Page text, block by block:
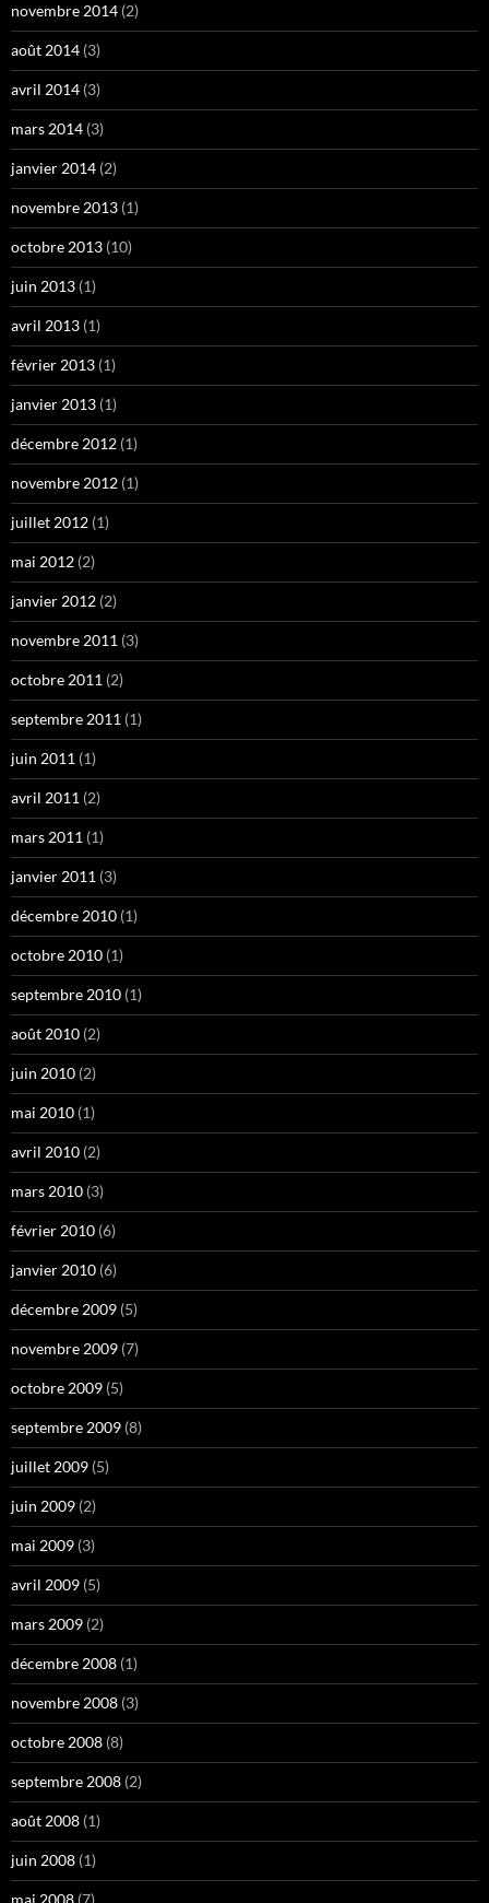
novembre 2014 (2)
août 2014 (3)
avril 2014 (3)
mars 2014 (3)
janvier 2014 (2)
novembre 2013 (1)
octobre 2013 (10)
juin 2013 (1)
avril 2013 (1)
février 2013 (1)
janvier 2013 (1)
décembre 2012 (1)
novembre 2012 (1)
juillet 2012 (1)
mai 2012 (2)
janvier 2012 (2)
novembre 2011 (3)
octobre 2011 (2)
septembre 2011 (1)
juin 2011 (1)
avril 2011 (2)
mars 2011 (1)
janvier 2011 (3)
décembre 2010 (1)
octobre 2010 (1)
septembre 2010 (1)
août 2010 (2)
juin 2010 (2)
mai 2010 (1)
avril 2010 (2)
mars 2010 (3)
février 2010 (6)
janvier 2010 (6)
décembre 2009 (5)
novembre 2009 (7)
octobre 2009 (5)
septembre 2009 (8)
juillet 2009 (5)
juin 2009 (2)
mai 2009 (3)
avril 2009 (5)
mars 2009 (2)
décembre 2008 (1)
novembre 2008 (3)
octobre 2008 (8)
septembre 2008 (2)
août 2008 (1)
juin 2008 (1)
mai 2008 (7)